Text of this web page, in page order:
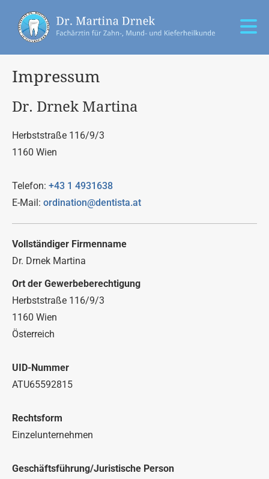
Impressum
Dr. Drnek Martina
Herbststraße 116/9/3
1160 Wien
Telefon: +43 1 4931638
E-Mail: ordination@dentista.at
Vollständiger Firmenname
Dr. Drnek Martina
Ort der Gewerbeberechtigung
Herbststraße 116/9/3
1160 Wien
Österreich
UID-Nummer
ATU65592815
Rechtsform
Einzelunternehmen
Geschäftsführung/Juristische Person